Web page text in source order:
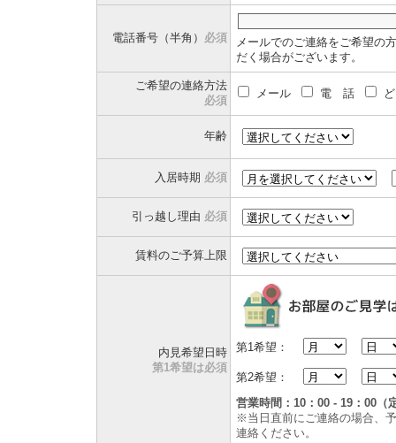
電話番号（半角） 必須
メールでのご連絡をご希望の
だく場合がございます。
ご希望の連絡方法
必須
メール 電 話
年齢
入居時期 必須
引っ越し理由 必須
賃料のご予算上限
内見希望日時
第1希望は必須
第1希望：
第2希望：
営業時間：10：00 - 19：00（
※当日直前にご連絡の場合、
連絡ください。